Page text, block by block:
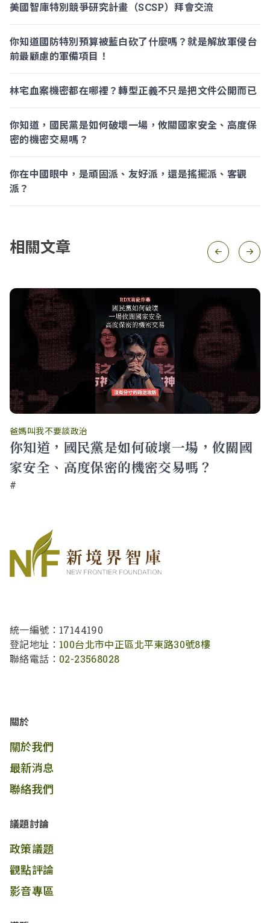
美國智庫特別競爭研究計畫（SCSP）拜會交流
你知道國防特別預算被藍白砍了什麼嗎？就是解放軍侵台
前最顧慮的軍備項目！
林宅血案機密都在哪裡？轉型正義不只是把文件公開而已
你知道，國民黨是如何破壞一場，攸關國家安全、高度保
密的機密交易嗎？
你在中國眼中，是頑固派、友好派，還是搖擺派、客觀
派？
相關文章
爸媽叫我不要談政治
你知道，國民黨是如何破壞一場，攸關國
家安全、高度保密的機密交易嗎？
#
統一編號：17144190
登記地址： 100台北市中正區北平東路30號8樓
聯絡電話： 02-23568028
關於
關於我們
最新消息
聯絡我們
議題討論
政策議題
觀點評論
影音專區